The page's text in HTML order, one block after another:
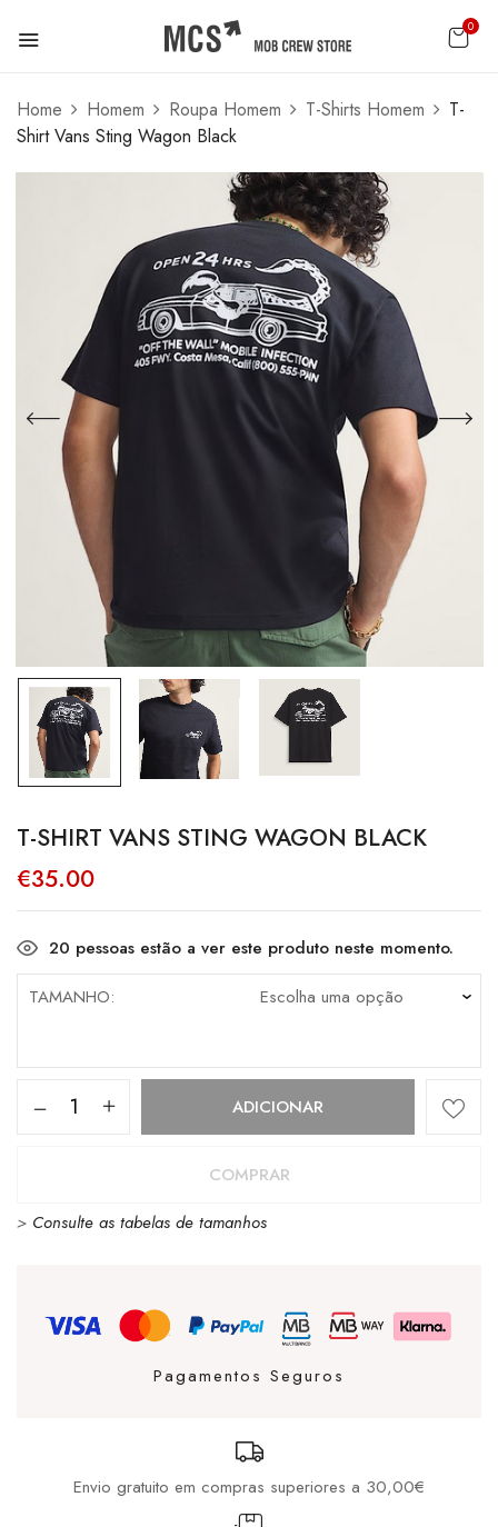
0
Home Homem Roupa Homem T-Shirts Homem
T-
Shirt Vans Sting Wagon Black
T-SHIRT VANS STING WAGON BLACK
€35.00
20 pessoas estão a ver este produto neste momento.
TAMANHO
Quantidade
Vans
Black
ADICIONAR
COMPRAR
> Consulte as tabelas de tamanhos
Pagamentos Seguros
Envio gratuito em compras superiores a 30,00€